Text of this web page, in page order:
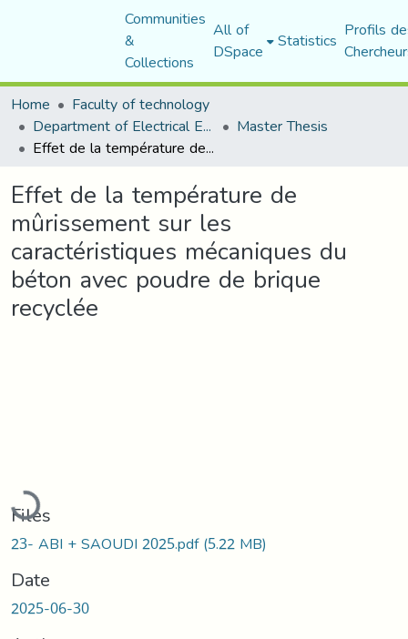
Communities
&
Collections
All of
DSpace Statistics Profils
Home
Faculty of technology
Department of Electrical Engineering Master Thesis
Effet de la température de mûrissement sur les caractéristiques mécaniques du béton avec poudre de brique recyclée
Effet de la température de
mûrissement sur les
caractéristiques mécaniques du
béton avec poudre de brique
recyclée
Loading...
Files
23- ABI + SAOUDI 2025.pdf(5.22 MB)
Date
2025-06-30